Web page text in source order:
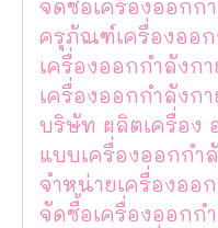
จัดซื้อเครื่องออกก
ครุภัณฑ์เครื่องออก
เครื่องออกกำลังกา
เครื่องออกกำลังก
บริษัท ผลิตเครื่อง
แบบเครื่องออกกำ
จำหน่ายเครื่องออ
จัดซื้อเครื่องออกก